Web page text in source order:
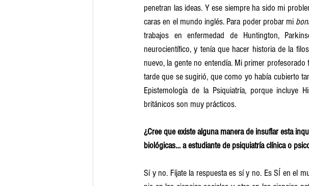
penetran las ideas. Y ese siempre ha sido mi
caras en el mundo inglés. Para poder probar mi
trabajos en enfermedad de Huntington,
neurocientífico, y tenía que hacer historia de la
nuevo, la gente no entendía. Mi primer
tarde que se sugirió, que como yo había cubierto
Epistemología de la Psiquiatría, porque incluye
británicos son muy prácticos.
¿Cree que existe alguna manera de insuflar esta
biológicas… a estudiante de psiquiatría clínica o
Sí y no. Fíjate la respuesta es sí y no. Es SÍ en el